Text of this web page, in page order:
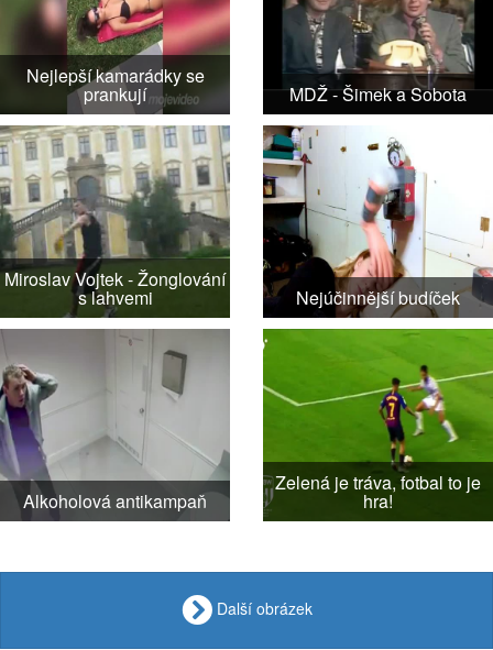
Nejlepší kamarádky se
prankují MDŽ - Šimek a Sobota
Miroslav Vojtek - Žonglování
s lahvemi Nejúčinnější budíček
Alkoholová antikampaň
Zelená je tráva, fotbal to je
hra!
Další obrázek